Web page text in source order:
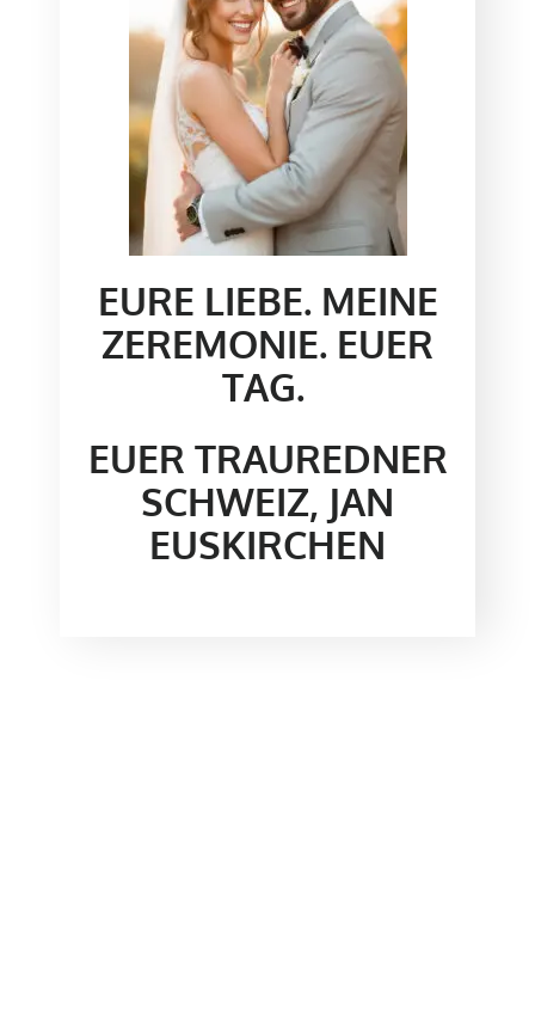
EURE LIEBE. MEINE
ZEREMONIE. EUER
TAG.
EUER TRAUREDNER
SCHWEIZ, JAN
EUSKIRCHEN